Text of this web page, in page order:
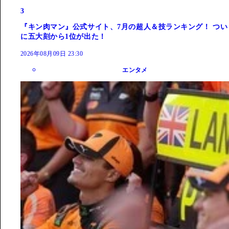
3
『キン肉マン』公式サイト、7月の超人＆技ランキング！ つい
に五大刻から1位が出た！
2026年08月09日 23:30
エンタメ